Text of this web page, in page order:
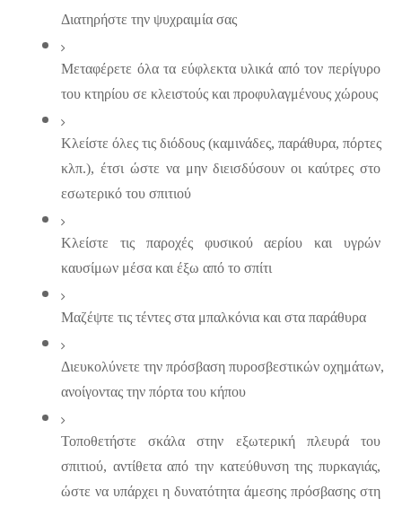
Διατηρήστε την ψυχραιμία σας
Μεταφέρετε όλα τα εύφλεκτα υλικά από τον περίγυρο
του κτηρίου σε κλειστούς και προφυλαγμένους χώρους
Κλείστε όλες τις διόδους (καμινάδες, παράθυρα, πόρτες
κλπ.), έτσι ώστε να μην διεισδύσουν οι καύτρες στο
εσωτερικό του σπιτιού
Κλείστε τις παροχές φυσικού αερίου και υγρών
καυσίμων μέσα και έξω από το σπίτι
Μαζέψτε τις τέντες στα μπαλκόνια και στα παράθυρα
Διευκολύνετε την πρόσβαση πυροσβεστικών οχημάτων,
ανοίγοντας την πόρτα του κήπου
Τοποθετήστε σκάλα στην εξωτερική πλευρά του
σπιτιού, αντίθετα από την κατεύθυνση της πυρκαγιάς,
ώστε να υπάρχει η δυνατότητα άμεσης πρόσβασης στη